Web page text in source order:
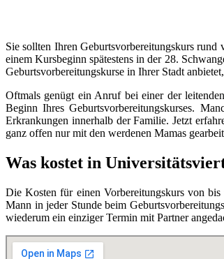
Sie sollten Ihren Geburtsvorbereitungskurs
einem Kursbeginn spätestens in der 28.
Geburtsvorbereitungskurse in Ihrer Stadt
Oftmals genügt ein Anruf bei einer der leitenden
Beginn Ihres Geburtsvorbereitungskurses.
Erkrankungen innerhalb der Familie. Jetzt
ganz offen nur mit den werdenen Mamas
Was kostet in
Die Kosten für einen Vorbereitungskurs von
Mann in jeder Stunde beim
wiederum ein einziger Termin mit Partner